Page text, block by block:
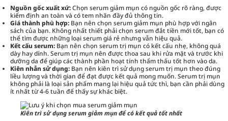
Nguồn gốc xuất xứ:Chọn serum giảm mụn có nguồn gốc rõ ràng, được
kiểm định an toàn và có tem nhãn đầy đủ thông tin.
Giá thành phù hợp: Bạn nên chọn serum giảm mụn phù hợp với ngân
sách của bạn. Không nhất thiết phải chọn serum đắt tiền mới tốt, bạn có
thể tìm được những loại serum giá rẻ nhưng vẫn hiệu quả.
Kết cấu serum: Bạn nên chọn serum trị mụn có kết cấu nhẹ, không quá
dày hay dính. Serum trị mụn nên được thoa sau khi rửa mặt và trước khi
dưỡng da để giúp các thành phần hoạt tính thẩm thấu tốt hơn vào da.
Kiên nhẫn sử dụng: Bạn nên kiên trì sử dụng serum trị mụn theo đúng
liều lượng và thời gian để đạt được kết quả mong muốn. Serum trị mụn
không phải là loại sản phẩm mang lại hiệu quả tức thì, bạn cần phải dùng
ít nhất từ 4-6 tuần để thấy sự khác biệt.
Kiên trì sử dụng serum giảm mụn để có kết quả tốt nhất